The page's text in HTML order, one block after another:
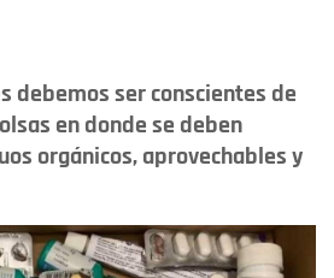
debemos ser conscientes de
en donde se deben
orgánicos, aprovechables y